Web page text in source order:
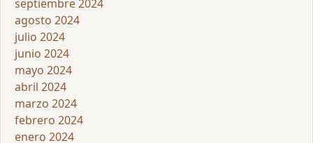
septiembre 2024
agosto 2024
julio 2024
junio 2024
mayo 2024
abril 2024
marzo 2024
febrero 2024
enero 2024